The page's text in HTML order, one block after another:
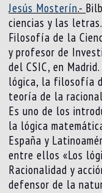
Jesús Mosterín.-
ciencias y las
Filosofía de la
y profesor de
del CSIC, en
lógica, la filosofía
teoría de la
Es uno de los
la lógica
España y
entre ellos «Los
Racionalidad y
defensor de la